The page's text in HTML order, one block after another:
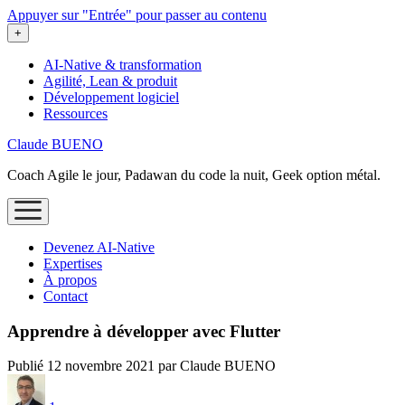
Appuyer sur "Entrée" pour passer au contenu
ouvrir
le
+
AI-Native & transformation
Agilité, Lean & produit
Développement logiciel
Ressources
Claude BUENO
Coach Agile le jour, Padawan du code la nuit, Geek option métal.
ouvrir
le
Devenez AI‑Native
Expertises
À propos
Contact
Apprendre à développer avec Flutter
Publié 12 novembre 2021 par Claude BUENO